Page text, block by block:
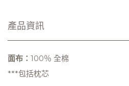
產品資訊
面布： 100％ 全棉
***包括枕芯